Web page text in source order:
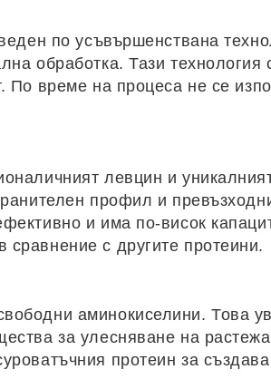
по усъвършенствана
обработка. Тази технология
По време на процеса не се
левцин и
профил и
и има по-висок
с другите протеини.
аминокиселини. Това
за улесняване на
протеин за